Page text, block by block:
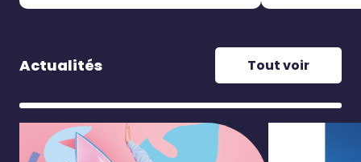
Actualités Tout voir